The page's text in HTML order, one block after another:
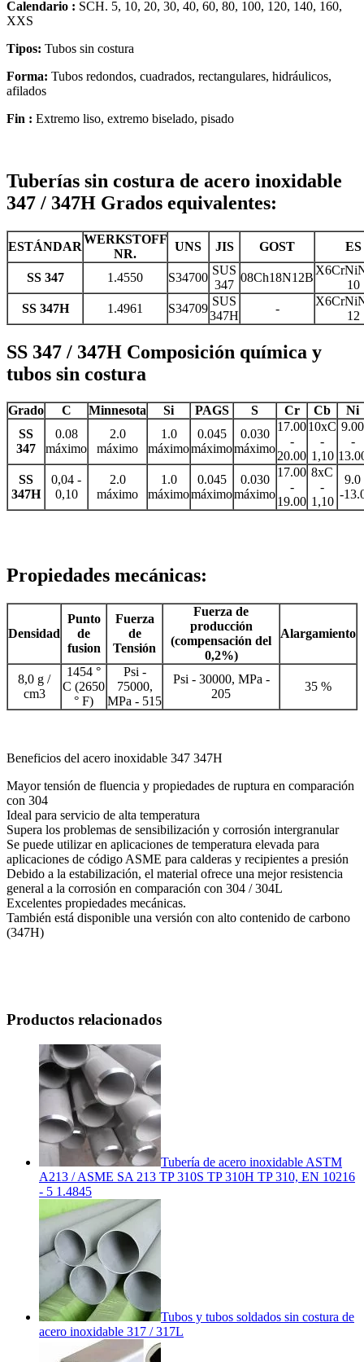
Calendario : SCH. 5, 10, 20, 30, 40, 60, 80, 100, 120, 140, 160,
XXS
Tipos: Tubos sin costura
Forma: Tubos redondos, cuadrados, rectangulares, hidráulicos,
afilados
Fin : Extremo liso, extremo biselado, pisado
Tuberías sin costura de acero inoxidable
347 / 347H Grados equivalentes:
ESTÁNDAR
WERKSTOFF
NR.
UNS JIS GOST ES
SS 347 1.4550 S34700
SUS
347
08Ch18N12B
10
SS 347H
1.4961 S34709
SUS
347H
-
12
SS 347 / 347H Composición química y
tubos sin costura
Grado C Minnesota Si PAGS S Cr Cb
Ni
SS
347
0.08
máximo
2.0
máximo
1.0
máximo
0.045
máximo
0.030
máximo
17.00
-
20.00
10xC
-
1,10
9.00
-
SS
347H
0,04 -
0,10
2.0
máximo
1.0
máximo
0.045
máximo
0.030
máximo
17.00
-
19.00
8xC
-
1,10
9.0
-
Propiedades mecánicas:
Densidad
Punto
de
fusion
Fuerza
de
Tensión
Fuerza de
producción
(compensación del
0,2%)
Alargamiento
8,0 g /
cm3
1454 °
C (2650
° F)
Psi -
75000,
MPa - 515
Psi - 30000, MPa -
205
35 %
Beneficios del acero inoxidable 347 347H
Mayor tensión de fluencia y propiedades de ruptura en comparación
con 304
Ideal para servicio de alta temperatura
Supera los problemas de sensibilización y corrosión intergranular
Se puede utilizar en aplicaciones de temperatura elevada para
aplicaciones de código ASME para calderas y recipientes a presión
Debido a la estabilización, el material ofrece una mejor resistencia
general a la corrosión en comparación con 304 / 304L
Excelentes propiedades mecánicas.
También está disponible una versión con alto contenido de carbono
(347H)
Productos relacionados
Tubería de acero inoxidable ASTM
A213 / ASME SA 213 TP 310S TP 310H TP 310, EN 10216
- 5 1.4845
Tubos y tubos soldados sin costura de
acero inoxidable 317 / 317L